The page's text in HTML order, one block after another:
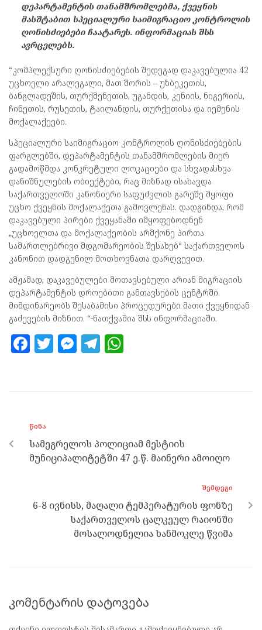
დეპარტამენტის თანამშრომლებმა, ქვეყნის
მასშტაბით სპეციალური საიმიგრაციო კონტროლის
ღონისძიებები ჩაატარეს. ინფორმაციას შსს
ავრცელებს.
“კომპლექსური ღონისძიებების შედეგად დაკავებულია 42
უცხოელი არალეგალი, მათ შორის – უზბეკეთის,
ბანგლადეშის, თურქმენეთის, უგანდის, კენიის, ნიგერიის,
ჩინეთის, რუსეთის, ტაილანდის, თურქეთისა და იემენის
მოქალაქეები.
სპეციალური საიმიგრაციო კონტროლის ღონისძიებების
ფარგლებში, დეპარტამენტის თანამშრომლების მიერ
გადამოწმდა კონკრეტული ლოკაციები და სხვადასხვა
დანიშნულების ობიექტები, რაც მიზნად ისახავდა
საქართველოში კანონიერი საფუძვლის გარეშე მყოფი
უცხო ქვეყნის მოქალაქეთა გამოვლენას. დადგინდა, რომ
დაკავებული პირები ქვეყანაში იმყოფებოდნენ
„უცხოელთა და მოქალაქეობის არმქონე პირთა
სამართლებრივი მდგომარეობის შესახებ“ საქართველოს
კანონით დადგენილ მოთხოვნათა დარღვევით.
ამჟამად, დაკავებულები მოთავსებული არიან მიგრაციის
დეპარტამენტის დროებითი განთავსების ცენტრში.
მიმდინარეობს შესაბამისი პროცედურები მათი ქვეყნიდან
გაძევების მიზნით. “-ნათქვამია შსს ინფორმაციაში.
F
o
o
k
T M
er
T
m p
p
ᲬᲘᲜᲐ
სამეგრელოს პოლიციამ მესტიის
მუნიციპალიტეტში 47 ე.წ. მაინერი ამოიღო
ᲨᲔᲛᲓᲔᲒᲘ
6-8 ივნისს, მაღალი ტემპერატურის ფონზე
საქართველოს ცალკეულ რაიონში
მოსალოდნელია ხანმოკლე წვიმა
კომენტარის დატოვება